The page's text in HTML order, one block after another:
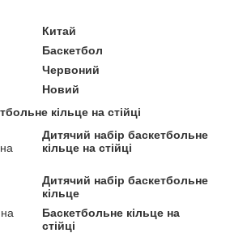
Китай
Баскетбол
Червоний
Новий
кільце на стійці
Дитячий набір баскетбольне
кільце на стійці
Дитячий набір баскетбольне
кільце
Баскетбольне кільце на
стійці